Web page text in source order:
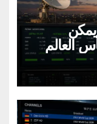
يمكن
العالم